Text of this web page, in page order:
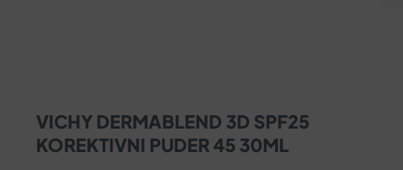
VICHY DERMABLEND 3D SPF25
KOREKTIVNI PUDER 45 30ML